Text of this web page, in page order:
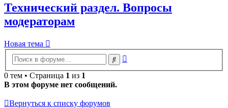
Технический раздел. Вопросы
модераторам
Новая тема
Поиск
0 тем • Страница 1 из 1
В этом форуме нет сообщений.
Вернуться к списку форумов